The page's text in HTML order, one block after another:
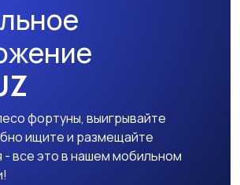
фортуны, выигрывайте
ищите и размещайте
- все это в нашем мобильном